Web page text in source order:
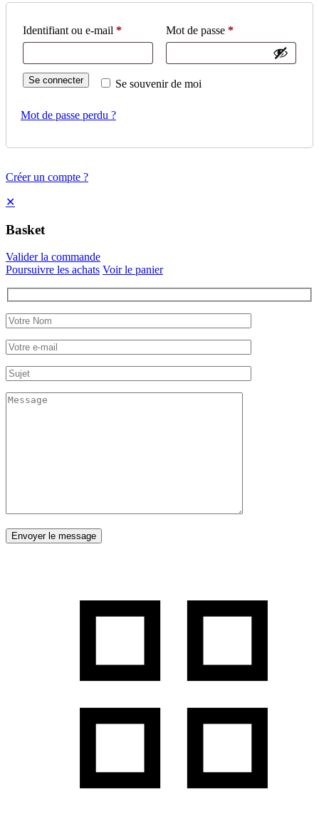
Identifiant ou e-mail * Mot de passe *
Se souvenir de moi
Se connecter
Mot de passe perdu ?
Créer un compte ?
✕
Basket
Valider la commande
Poursuivre les achats Voir le panier